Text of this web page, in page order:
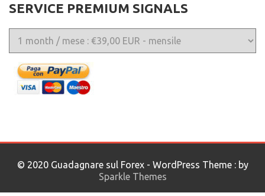
SERVICE PREMIUM SIGNALS
© 2020 Guadagnare sul Forex - WordPress Theme : by
Sparkle Themes